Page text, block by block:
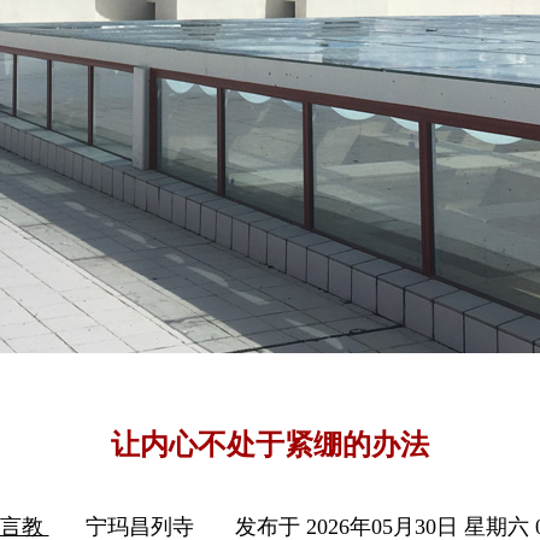
让内心不处于紧绷的办法
教 宁玛昌列寺 发布于 2026年05月30日 星期六